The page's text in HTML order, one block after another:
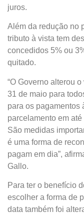
juros.
Além da redução no
tributo à vista tem
concedidos 5% ou
quitado.
“O Governo alterou
31 de maio para
para os pagamentos
parcelamento em
São medidas
é uma forma de
pagam em dia”,
Gallo.
Para ter o benefício
escolher a forma de
data também foi